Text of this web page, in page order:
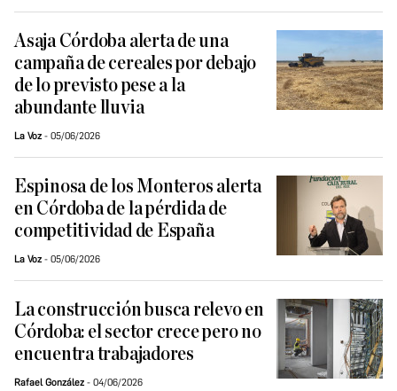
Asaja Córdoba alerta de una
campaña de cereales por debajo
de lo previsto pese a la
abundante lluvia
La Voz 05/06/2026
Espinosa de los Monteros alerta
en Córdoba de la pérdida de
competitividad de España
La Voz 05/06/2026
La construcción busca relevo en
Córdoba: el sector crece pero no
encuentra trabajadores
Rafael González 04/06/2026